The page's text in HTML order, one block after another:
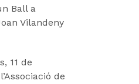
Ball a
Vilandeny
11 de
de